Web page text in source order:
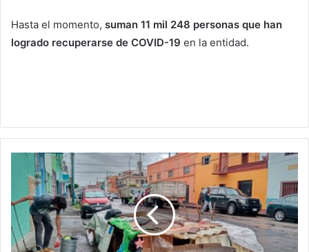
Hasta el momento, suman 11 mil 248 personas que han
logrado recuperarse de COVID-19 en la entidad.
#Morelia
Tras
Denuncia,
Reubican
A
Andrés;
Vivía